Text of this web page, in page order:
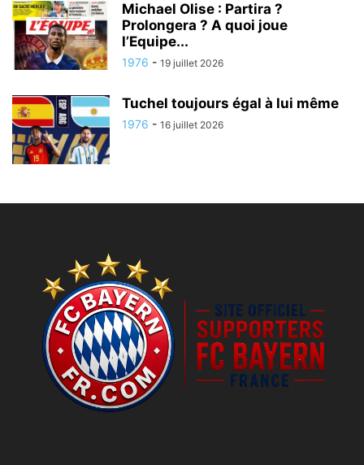
Michael Olise : Partira ?
Prolongera ? A quoi joue
l’Equipe...
1976 - 19 juillet 2026
Tuchel toujours égal à lui même
1976 - 16 juillet 2026